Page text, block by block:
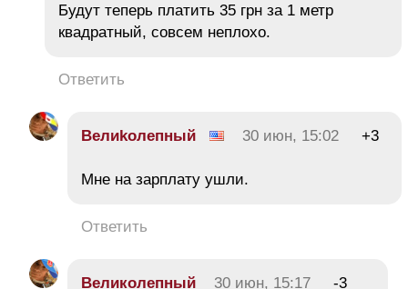
Будут теперь платить 35 грн за 1 метр
квадратный, совсем неплохо.
Ответить
Вeлиkолeпный 30 июн, 15:02 +3
Мне на зарплату ушли.
Ответить
Великолепный 30 июн, 15:17
-3